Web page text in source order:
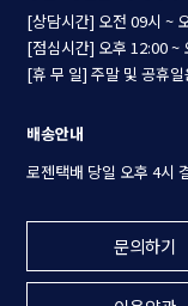
[상담시간] 오전 09시 ~
[점심시간] 오후 12:00 ~
[휴 무 일] 주말 및 공휴
배송안내
로젠택배 당일 오후 4시
문의하기